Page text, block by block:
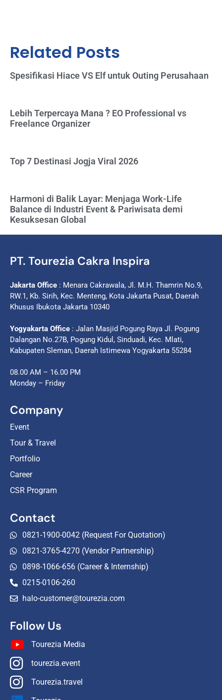
Related Posts
Spesifikasi Hiace VS Elf untuk Outing Perusahaan
Lebih Terpercaya Mana ? EO Professional vs
Freelance Organizer
Top 7 Destinasi Jogja Viral 2026
Harmoni di Balik Layar: Menjaga Work-Life
Balance di Industri Event & Pariwisata demi
Kesuksesan Global
PT. Tourezia Cakra Inspira
Jakarta Office : Menara Cakrawala, Jl. M.H. Thamrin No.9,
RW.1, Kb. Sirih, Kec. Menteng, Kota Jakarta Pusat, Daerah
Khusus Ibukota Jakarta 10340
Yogyakarta Office : Jalan Masjid Pogung Raya Jl. Pogung
Dalangan No.27B, Pogung Kidul, Sinduadi, Kec. Mlati,
Kabupaten Sleman, Daerah Istimewa Yogyakarta 55284
08.00 AM – 16.00 PM
Monday – Friday
Company
Event
Tour & Travel
Portfolio
Career
CSR Program
Contact
0821-1900-0042 (Request For Quotation)
0821-3765-4270 (Vendor Partnership)
0898-1066-656 (Career & Internship)
0215-0106-260
halo-customer@tourezia.com
Follow Us
Tourezia Media
tourezia.event
Tourezia.travel